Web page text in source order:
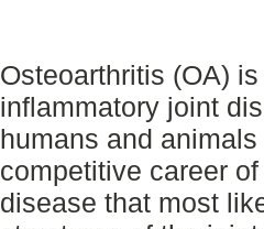
Osteoarthritis (OA)
inflammatory joint
humans and
competitive career
disease that most